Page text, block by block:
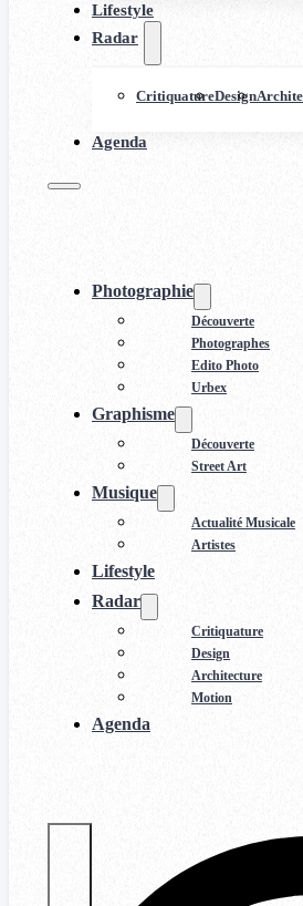
Lifestyle
Radar
CritiquatureDesign
Agenda
Photographie
Découverte
Photographes
Edito Photo
Urbex
Graphisme
Découverte
Street Art
Musique
Actualité Musicale
Artistes
Lifestyle
Radar
Critiquature
Design
Architecture
Motion
Agenda